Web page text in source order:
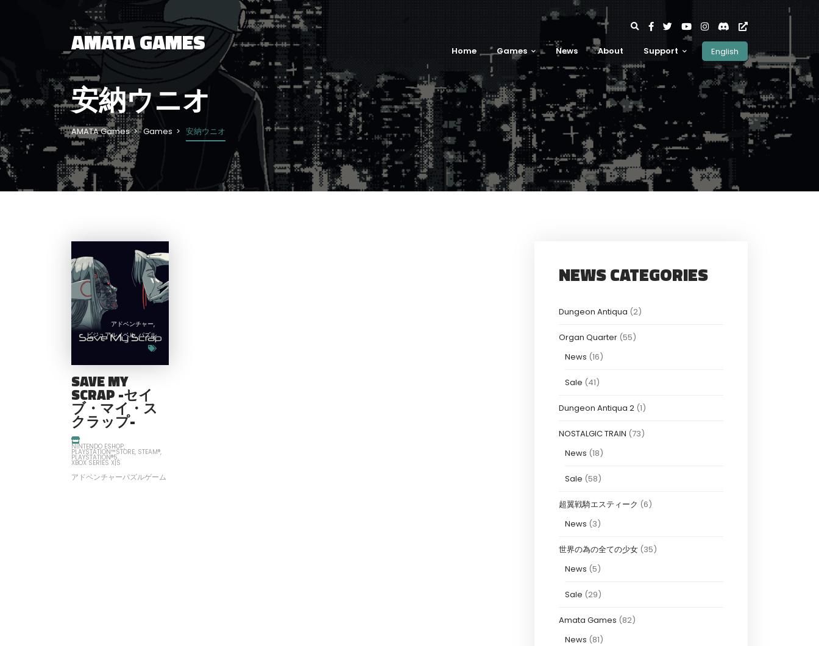
AMATA GAMES Home Games News About Support English
安納ウニオ
AMATA Games Games 安納ウニオ
アドベンチャー
ビジュアルノベル パズル
SAVE MY
SCRAP -セイ
ブ・マイ・ス
クラップ-
NINTENDO ESHOP
PLAYSTATION™STORE STEAM®
PLAYSTATION®5
XBOX SERIES X|S
アドベンチャーパズルゲーム
NEWS CATEGORIES
Dungeon Antiqua (2)
Organ Quarter (55)
News (16)
Sale (41)
Dungeon Antiqua 2 (1)
NOSTALGIC TRAIN (73)
News (18)
Sale (58)
超翼戦騎エスティーク (6)
News (3)
世界の為の全ての少女 (35)
News (5)
Sale (29)
Amata Games (82)
News (81)